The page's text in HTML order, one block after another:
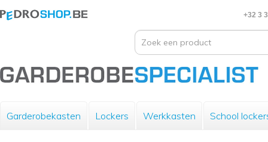
+32 3
Garderobekasten Lockers Werkkasten School